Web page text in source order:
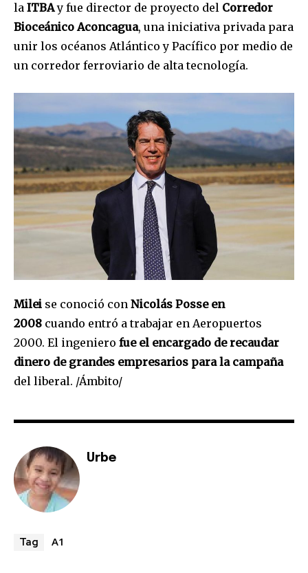
Join our community of
SUBSCRIBERS and be part of the
conversation.
To subscribe, simply enter your email address on our website
or click the subscribe button below. Don't worry, we respect
your privacy and won't spam your inbox. Your information is
safe with us.
I've read and accept the
la ITBAy fue director de proyecto del Corredor
Bioceánico Aconcagua, una iniciativa privada para
unir los océanos Atlántico y Pacífico por medio de
un corredor ferroviario de alta tecnología.
Milei se conoció con Nicolás Posse en
2008 cuando entró a trabajar en Aeropuertos
2000. El ingeniero fue el encargado de recaudar
dinero de grandes empresarios para la campaña
del liberal. /Ámbito/
Urbe
Tag A1